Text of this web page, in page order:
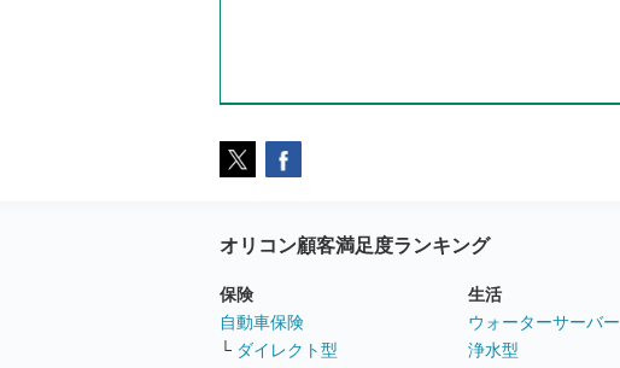
オリコン顧客満足度ランキング
保険
自動車保険
└ ダイレクト型
生活
ウォーターサーバー
浄水型